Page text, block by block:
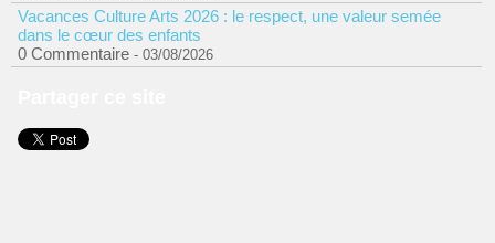
Vacances Culture Arts 2026 : le respect, une valeur semée
dans le cœur des enfants
0 Commentaire - 03/08/2026